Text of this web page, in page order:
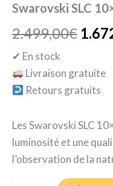
Swarovski SLC
2.499,00€
✔ En stock
Livraison gratuite
Retours gratuits
Les Swarovski SLC
luminosité et une
l’observation de la